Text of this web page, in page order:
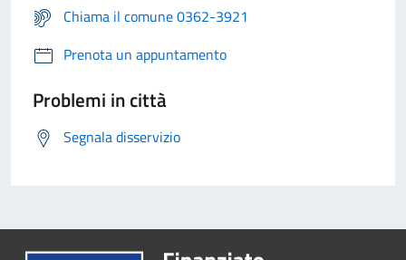
Chiama il comune 0362-3921
Prenota un appuntamento
Problemi in città
Segnala disservizio